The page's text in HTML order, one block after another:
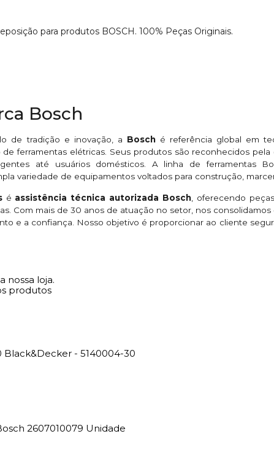
para produtos BOSCH. 100% Peças Originais.
Bosch
de tradição e inovação, a Bosché referência global em
ferramentas elétricas. Seus produtos são reconhecidos
até usuários domésticos. A linha de ferramentas
variedade de equipamentos voltados para construção,
é assistência técnica autorizada Bosch , oferecendo
Com mais de 30 anos de atuação no setor, nos
e a confiança. Nosso objetivo é proporcionar ao cliente
nossa loja.
produtos
Black&Decker - 5140004-30
2607010079 Unidade